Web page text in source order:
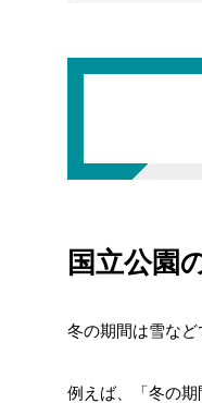
国立公園
冬の期間は雪など
例えば、「冬の